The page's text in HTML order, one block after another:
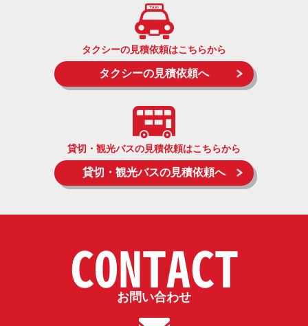
タクシーの見積依頼はこちらから
タクシーの見積依頼へ
貸切・観光バスの見積依頼はこちらから
貸切・観光バスの見積依頼へ
CONTACT
お問い合わせ